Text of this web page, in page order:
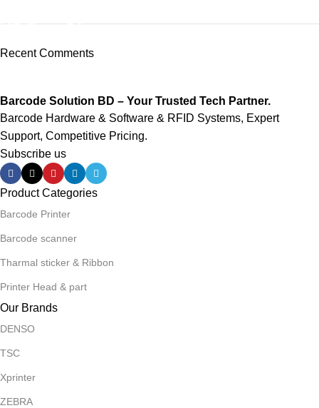
HP Envy 34
Recent Comments
Barcode Solution BD – Your Trusted Tech Partner.
Barcode Hardware & Software & RFID Systems, Expert
Support, Competitive Pricing.
Subscribe us
Product Categories
Barcode Printer
Barcode scanner
Tharmal sticker & Ribbon
Printer Head & part
Our Brands
DENSO
TSC
Xprinter
ZEBRA